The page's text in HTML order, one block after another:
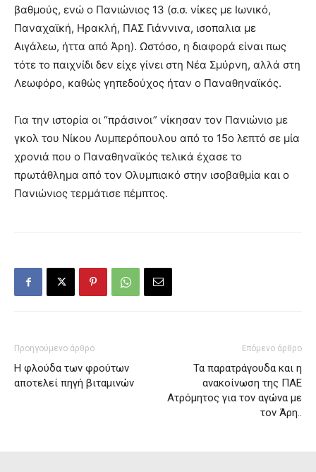
βαθμούς, ενώ ο Πανιώνιος 13 (σ.σ. νίκες με Ιωνικό,
Παναχαϊκή, Ηρακλή, ΠΑΣ Γιάννινα, ισοπαλια με
Αιγάλεω, ήττα από Άρη). Ωστόσο, η διαφορά είναι πως
τότε το παιχνίδι δεν είχε γίνει στη Νέα Σμύρνη, αλλά στη
Λεωφόρο, καθώς γηπεδούχος ήταν ο Παναθηναϊκός.
Για την ιστορία οι “πράσινοι” νίκησαν τον Πανιώνιο με
γκολ του Νίκου Λυμπερόπουλου από το 15ο λεπτό σε μία
χρονιά που ο Παναθηναϊκός τελικά έχασε το
πρωτάθλημα από τον Ολυμπιακό στην ισοβαθμία και ο
Πανιώνιος τερμάτισε πέμπτος.
Προηγούμενο άρθρο
Η φλούδα των φρούτων
αποτελεί πηγή βιταμινών
Επόμενο άρθρο
Τα παρατράγουδα και η
ανακοίνωση της ΠΑΕ
Ατρόμητος για τον αγώνα με
τον Άρη..